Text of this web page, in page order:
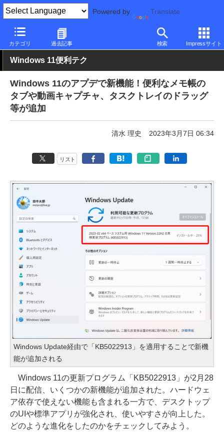
Powered by Translate
カテゴリ 過去記事 検索 Impressサイト
PC Watch ソフトウェア/アプリ 新機能
Windows 11便利テク
Windows 11のアプデで新機能！便利なメモ帳の
タブや動画キャプチャ、タスクトレイのドラッグ
等が追加
清水 理史 2023年3月7日 06:34
リスト
Windows Update経由で「KB5022913」を適用することで新機
能が追加される
Windows 11の更新プログラム「KB5022913」が2月28
日に配信、いくつかの新機能が追加された。ハードウェ
ア依存で使えない機能も含まれる一方で、デスクトップ
のUIや標準アプリが強化され、使いやすさが向上した。
どのような進化をしたのかをチェックしてみよう。